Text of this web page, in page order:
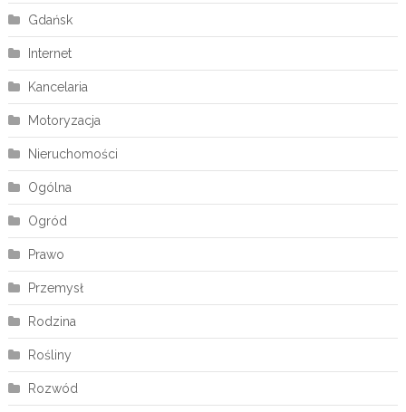
Gdańsk
Internet
Kancelaria
Motoryzacja
Nieruchomości
Ogólna
Ogród
Prawo
Przemysł
Rodzina
Rośliny
Rozwód